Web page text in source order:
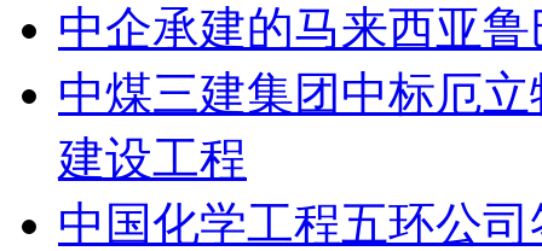
中企承建的马来西亚
中煤三建集团中标厄
建设工程
中国化学工程五环公